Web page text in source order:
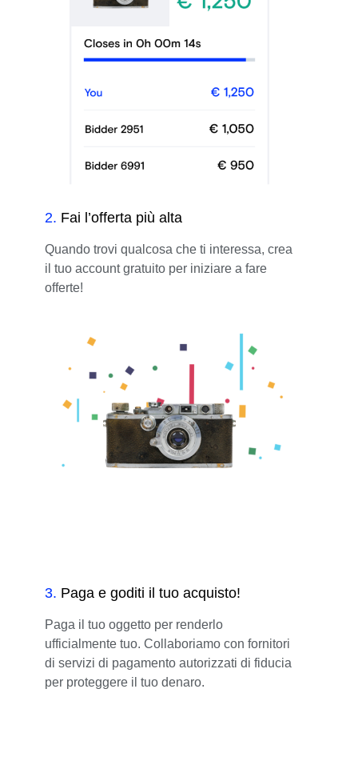
2. Fai l’offerta più alta
Quando trovi qualcosa che ti interessa, crea
il tuo account gratuito per iniziare a fare
offerte!
3. Paga e goditi il tuo acquisto!
Paga il tuo oggetto per renderlo
ufficialmente tuo. Collaboriamo con fornitori
di servizi di pagamento autorizzati di fiducia
per proteggere il tuo denaro.